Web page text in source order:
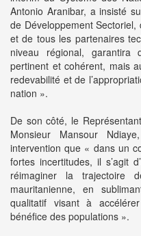
Antonio Aranibar, a insisté
de Développement
et de tous les partenaires
niveau régional,
pertinent et cohérent, mais
redevabilité et de
nation ».
De son côté, le
Monsieur Mansour
intervention que « dans un
fortes incertitudes, il s’agit
réimaginer la trajectoire
mauritanienne, en
qualitatif visant à
bénéfice des populations ».